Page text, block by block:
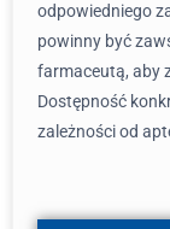
odpowiedniego
powinny być
farmaceutą, aby
Dostępność
zależności od